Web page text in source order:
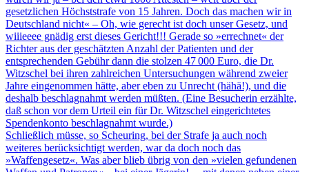
gesetzlichen Höchststrafe von 15 Jahren. Doch das machen wir in
Deutschland nicht« – Oh, wie gerecht ist doch unser Gesetz, und
wiiieeee gnädig erst dieses Gericht!!! Gerade so »errechnet« der
Richter aus der geschätzten Anzahl der Patienten und der
entsprechenden Gebühr dann die stolzen 47 000 Euro, die Dr.
Witzschel bei ihren zahlreichen Untersuchungen während zweier
Jahre eingenommen hätte, aber eben zu Unrecht (hähä!), und die
deshalb beschlagnahmt werden müßten. (Eine Besucherin erzählte,
daß schon vor dem Urteil ein für Dr. Witzschel eingerichtetes
Spendenkonto beschlagnahmt wurde.)
Schließlich müsse, so Scheuring, bei der Strafe ja auch noch
weiteres berücksichtigt werden, war da doch noch das
»Waffengesetz«. Was aber blieb übrig von den »vielen gefundenen